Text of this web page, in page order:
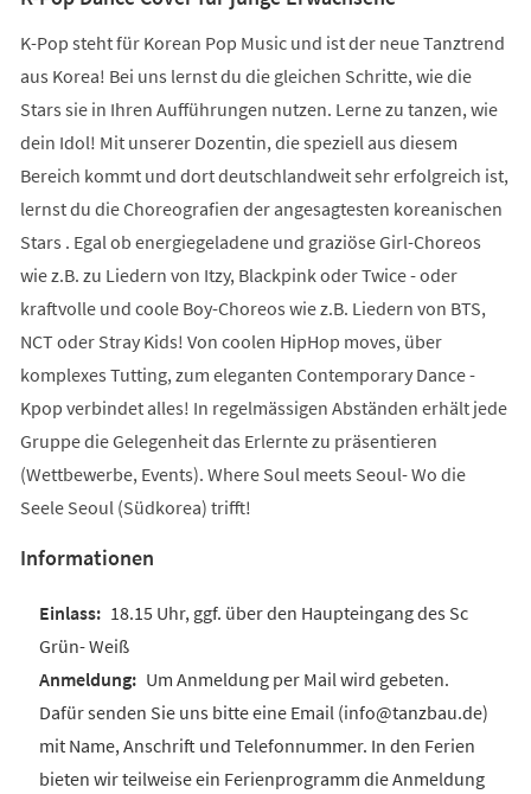
K-Pop steht für Korean Pop Music und ist der neue Tanztrend
aus Korea! Bei uns lernst du die gleichen Schritte, wie die
Stars sie in Ihren Aufführungen nutzen. Lerne zu tanzen, wie
dein Idol! Mit unserer Dozentin, die speziell aus diesem
Bereich kommt und dort deutschlandweit sehr erfolgreich ist,
lernst du die Choreografien der angesagtesten koreanischen
Stars . Egal ob energiegeladene und graziöse Girl-Choreos
wie z.B. zu Liedern von Itzy, Blackpink oder Twice - oder
kraftvolle und coole Boy-Choreos wie z.B. Liedern von BTS,
NCT oder Stray Kids! Von coolen HipHop moves, über
komplexes Tutting, zum eleganten Contemporary Dance -
Kpop verbindet alles! In regelmässigen Abständen erhält jede
Gruppe die Gelegenheit das Erlernte zu präsentieren
(Wettbewerbe, Events). Where Soul meets Seoul- Wo die
Seele Seoul (Südkorea) trifft!
Informationen
18.15 Uhr, ggf. über den Haupteingang des Sc
Grün- Weiß
Um Anmeldung per Mail wird gebeten.
Dafür senden Sie uns bitte eine Email (info@tanzbau.de)
mit Name, Anschrift und Telefonnummer. In den Ferien
bieten wir teilweise ein Ferienprogramm die Anmeldung